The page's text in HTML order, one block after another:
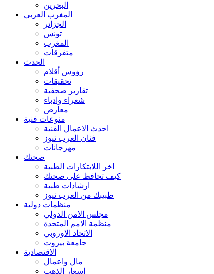
البحرين
المغرب العربي
الجزائر
تونس
المغرب
متفرقات
الحدث
رؤوس أقلام
تحقيقات
تقارير صحفية
شعراء وادباء
معارض
منوعات فنية
احدث الاعمال الفنية
فنان العرب نيوز
مهرجانات
صحتك
اخر اللابتكارات الطبية
كيف تحافظ على صحتك
ارشادات طبية
طبيبك من العرب نيوز
منظمات دولية
مجلس الامن الدولي
منظمة الامم المتحدة
الاتحاد الاوروبي
جامعة بيروت
الاقتصادية
مال واعمال
اسعار الذهب